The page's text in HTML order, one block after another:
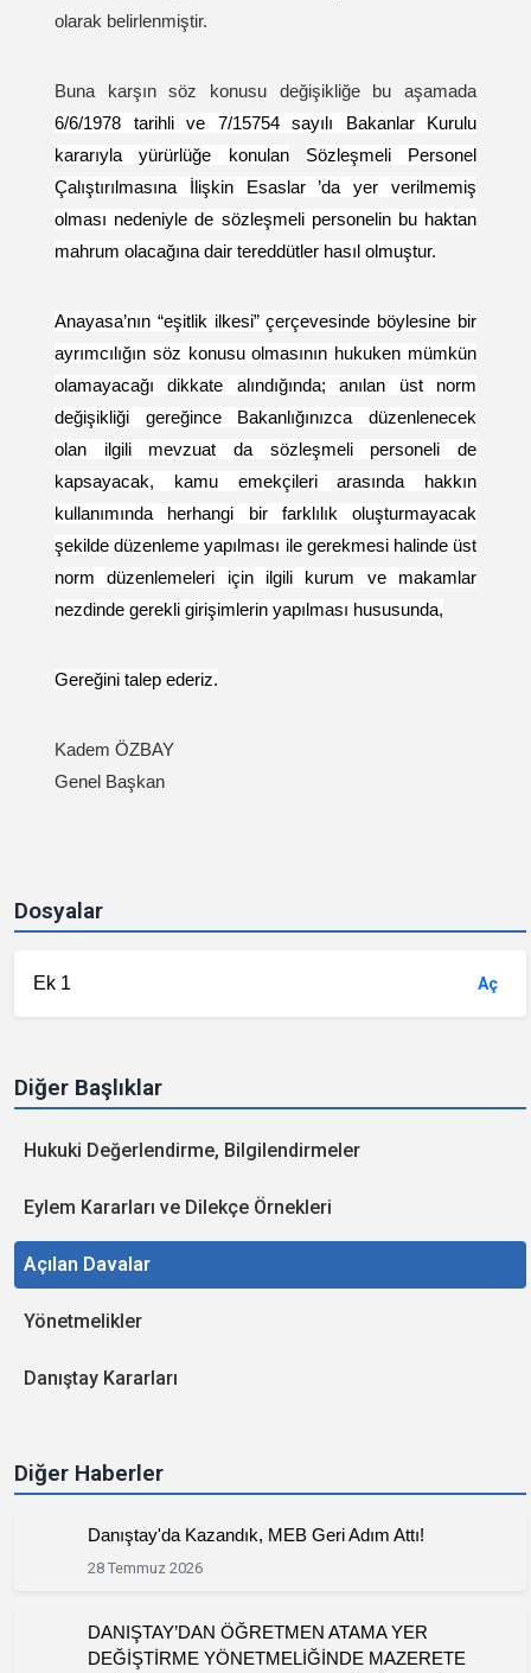
Dosyalar
Ek 1 Aç
Diğer Başlıklar
Hukuki Değerlendirme, Bilgilendirmeler
Eylem Kararları ve Dilekçe Örnekleri
Açılan Davalar
Yönetmelikler
Danıştay Kararları
Diğer Haberler
Danıştay'da Kazandık, MEB Geri Adım Attı!
28 Temmuz 2026
DANIŞTAY’DAN ÖĞRETMEN ATAMA YER
DEĞİŞTİRME YÖNETMELİĞİNDE MAZERETE
olarak belirlenmiştir.
Buna karşın söz konusu değişikliğe bu aşamada
6/6/1978 tarihli ve 7/15754 sayılı Bakanlar Kurulu
kararıyla yürürlüğe konulan
Sözleşmeli Personel
Çalıştırılmasına İlişkin Esaslar ’da yer verilmemiş
olması nedeniyle de sözleşmeli personelin bu haktan
mahrum olacağına dair tereddütler hasıl olmuştur.
Anayasa’nın “eşitlik ilkesi” çerçevesinde böylesine bir
ayrımcılığın söz konusu olmasının hukuken mümkün
olamayacağı dikkate alındığında; anılan üst norm
değişikliği gereğince Bakanlığınızca düzenlenecek
olan ilgili mevzuat da sözleşmeli personeli de
kapsayacak, kamu emekçileri arasında hakkın
kullanımında herhangi bir farklılık oluşturmayacak
şekilde düzenleme yapılması ile gerekmesi halinde üst
norm düzenlemeleri için ilgili kurum ve makamlar
nezdinde gerekli girişimlerin yapılması hususunda,
Gereğini talep ederiz.
Kadem ÖZBAY
Genel Başkan